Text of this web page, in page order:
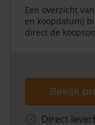
Een overzicht
en koopdatum)
direct de
Bekijk
Direct